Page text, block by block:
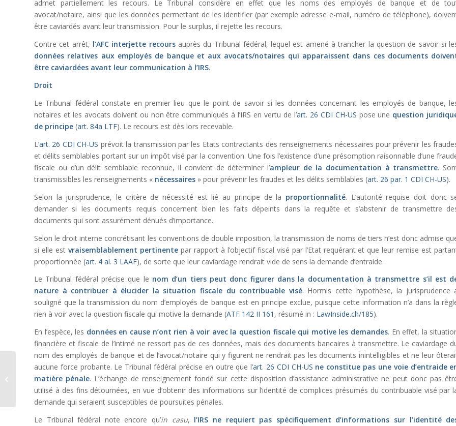
admet partiellement les recours. Le Tribunal considère en effet que les noms des employés de banque et de
avocat/notaire, ainsi que les données permettant de les identifier (par exemple adresse e-mail, numéro de téléphone),
être caviardés avant leur transmission. Pour le surplus, il rejette les recours.
Contre cet arrêt, l’AFC interjette recoursauprès du Tribunal fédéral, lequel est amené à trancher la question de savoir si
données relatives aux employés de banque et aux avocats/notaires qui apparaissent dans ces documents
être caviardées avant leur communication à l’IRS.
Droit
Le Tribunal fédéral constate en premier lieu que le point de savoir si les données concernant les employés de banque,
notaires et les avocats doivent ou non être communiqués à l’IRS en vertu de l’art. 26 CDI CH-US pose une question
de principe (art. 84a LTF). Le recours est dès lors recevable.
L’art. 26 CDI CH-US prévoit la transmission par les Etats contractants des renseignements nécessaires pour prévenir les
et délits semblables portant sur un impôt visé par la convention. Une fois l’existence d’une présomption raisonnable d’une
fiscale ou d’un délit semblable reconnue, il convient de déterminer l’ampleur de la documentation à transmettre.
transmissibles les renseignements « nécessaires » pour prévenir les fraudes et les délits semblables (art. 26 par. 1 CDI CH-US).
Selon la jurisprudence, le critère de nécessité est lié au principe de la proportionnalité. L’autorité requise doit donc
demander si les documents requis concernent bien les faits dépeints dans la requête et s’abstenir de transmettre
documents qui sont assurément dénués d’importance.
Selon le droit interne concrétisant les conventions de double imposition, la transmission de noms de tiers n’est donc admise
si elle est vraisemblablement pertinentepar rapport à l’objectif fiscal visé par l’Etat requérant et que leur remise est
proportionnée (art. 4 al. 3 LAAF), de sorte que leur caviardage rendrait vide de sens la demande d’entraide.
Le Tribunal fédéral précise que le nom d’un tiers peut donc figurer dans la documentation à transmettre s’il est
nature à contribuer à élucider la situation fiscale du contribuable visé. Hormis cette hypothèse, la jurisprudence
souligné que la transmission du nom d’employés de banque est en principe exclue, puisque cette information n’a dans la
rien à voir avec la question fiscale qui motive la demande (ATF 142 II 161 , résumé in : LawInside.ch/185).
En l’espèce, les données en cause n’ont rien à voir avec la question fiscale qui motive les demandes. En effet, la
financière et fiscale de l’intimé ne ressort pas de ces données, mais des documents bancaires à transmettre. Le caviardage
nom des employés de banque et de l’avocat/notaire qui y figurent ne rendrait pas les documents inintelligibles et ne leur
aucune force probante. Le Tribunal fédéral précise en outre que l’art. 26 CDI CH-US ne constitue pas une voie d’entraide
matière pénale. L’échange de renseignement fondé sur cette disposition d’assistance administrative ne peut donc pas
utilisé à des fins détournées, en vue d’obtenir des informations sur l’identité de complices présumés du contribuable visé par
demande qui seraient susceptibles de poursuites pénales.
Le Tribunal fédéral note encore qu’in casu, l’IRS ne requiert pas spécifiquement d’informations sur l’identité
L’interprétation d’une
transaction judiciaire
par le juge de la ma...